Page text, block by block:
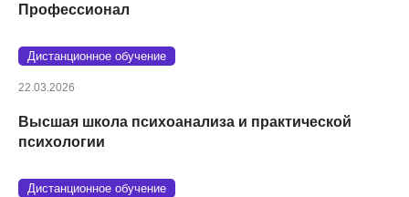
Профессионал
Дистанционное обучение
22.03.2026
Высшая школа психоанализа и практической
психологии
Дистанционное обучение